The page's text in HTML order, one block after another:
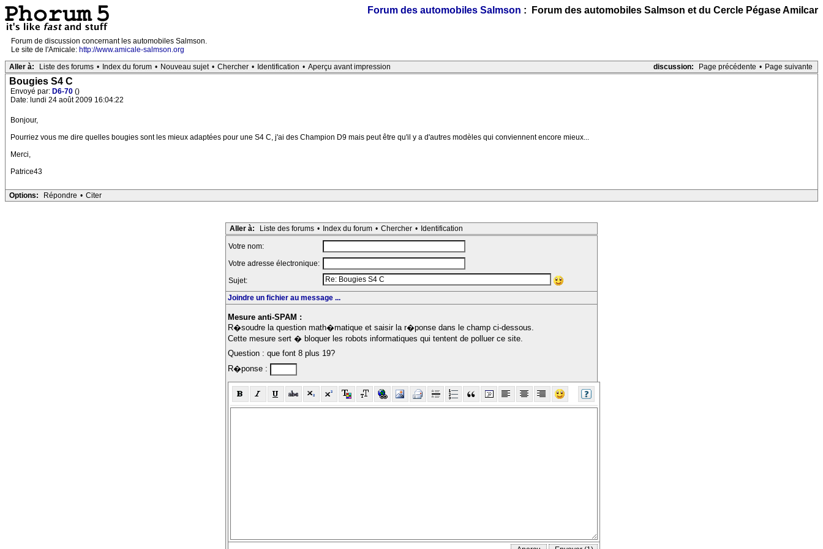
Forum des automobiles Salmson : Forum des automobiles Salmson et du Cercle Pégase Amilcar
Forum de discussion concernant les automobiles Salmson.
Le site de l'Amicale: http://www.amicale-salmson.org
discussion:
Page précédente • Page suivante
Aller à: Liste des forums • Index du forum • Nouveau sujet • Chercher • Identification • Aperçu avant impression
Bougies S4 C
Envoyé par: D6-70 ()
Date: lundi 24 août 2009 16:04:22
Bonjour,
Pourriez vous me dire quelles bougies sont les mieux adaptées pour une S4 C, j'ai des Champion D9 mais peut être qu'il y a d'autres modèles qui conviennent encore mieux...
Merci,
Patrice43
Options: Répondre • Citer
Aller à: Liste des forums • Index du forum • Chercher • Identification
Votre nom:
Votre adresse électronique:
Sujet:
Joindre un fichier au message ...
Mesure anti-SPAM :
R�soudre la question math�matique et saisir la r�ponse dans le champ ci-dessous.
Cette mesure sert � bloquer les robots informatiques qui tentent de polluer ce site.
Question : que font 8 plus 19?
R�ponse :